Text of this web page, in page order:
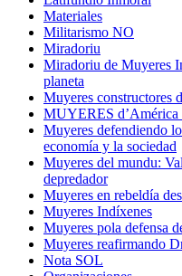
Materiales
Militarismo NO
Miradoriu
Miradoriu de Muyeres
planeta
Muyeres constructores
MUYERES
Muyeres defendiendo
economía y la sociedad
Muyeres del mundu:
depredador
Muyeres en rebeldía
Muyeres Indíxenes
Muyeres pola defensa
Muyeres reafirmando
Nota SOL